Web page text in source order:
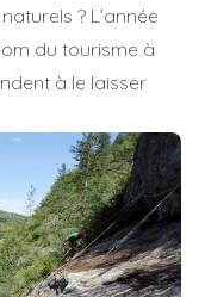
? L’année
du tourisme à
à le laisser